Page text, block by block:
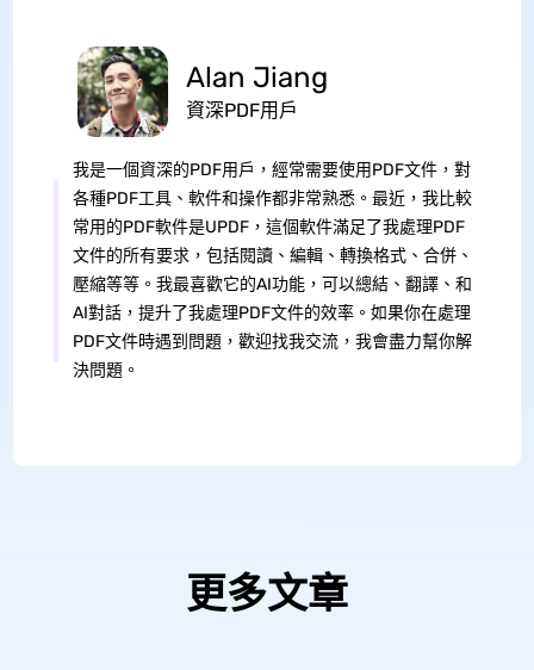
Alan Jiang
資深PDF用戶
我是一個資深的PDF用戶，經常需要使用PDF文件，對
各種PDF工具、軟件和操作都非常熟悉。最近，我比較
常用的PDF軟件是UPDF，這個軟件滿足了我處理PDF
文件的所有要求，包括閱讀、編輯、轉換格式、合併、
壓縮等等。我最喜歡它的AI功能，可以總結、翻譯、和
AI對話，提升了我處理PDF文件的效率。如果你在處理
PDF文件時遇到問題，歡迎找我交流，我會盡力幫你解
決問題。
更多文章